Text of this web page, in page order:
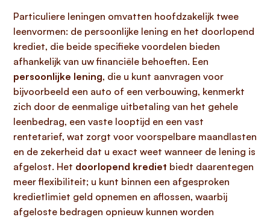
Particuliere leningen omvatten hoofdzakelijk twee
leenvormen: de persoonlijke lening en het doorlopend
krediet, die beide specifieke voordelen bieden
afhankelijk van uw financiële behoeften. Een
persoonlijke lening, die u kunt aanvragen voor
bijvoorbeeld een auto of een verbouwing, kenmerkt
zich door de eenmalige uitbetaling van het gehele
leenbedrag, een vaste looptijd en een vast
rentetarief, wat zorgt voor voorspelbare maandlasten
en de zekerheid dat u exact weet wanneer de lening is
afgelost. Het doorlopend krediet biedt daarentegen
meer flexibiliteit; u kunt binnen een afgesproken
kredietlimiet geld opnemen en aflossen, waarbij
afgeloste bedragen opnieuw kunnen worden